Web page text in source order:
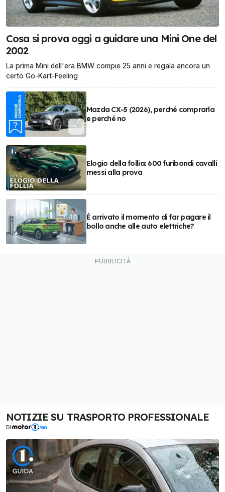
Cosa si prova oggi a guidare una Mini One del
2002
La prima Mini dell'era BMW compie 25 anni e regala ancora un
certo Go-Kart-Feeling
Mazda CX-5 (2026), perché comprarla
e perché no
Elogio della follia: 600 furibondi cavalli
messi alla prova
È arrivato il momento di far pagare il
bollo anche alle auto elettriche?
NOTIZIE SU TRASPORTO PROFESSIONALE
DI